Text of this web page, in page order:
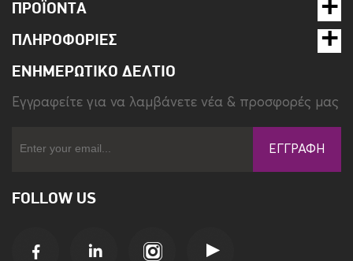
ΠΡΟΪΌΝΤΑ
ΠΛΗΡΟΦΟΡΊΕΣ
ΕΝΗΜΕΡΩΤΙΚΌ ΔΕΛΤΊΟ
Eγγραφείτε για να λαμβάνετε νέα & προσφορές μας
ΕΓΓΡΑΦΉ
FOLLOW US